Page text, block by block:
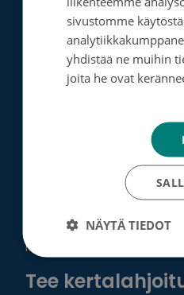
Muita tapoja
Lahjoita haluamasi
numeroon:47770 .
Lahjoita puhelinsoitolla
0600 04499
Lahjoita tekstiviestillä 15
numeroon16499.
puhelinlaskussasi.
Tee
sivustomme
yhdistää ne muihin
joita he ovat
NÄYTÄ TIEDOT